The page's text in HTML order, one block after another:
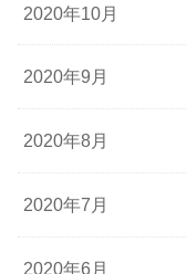
2020年10月
2020年9月
2020年8月
2020年7月
2020年6月